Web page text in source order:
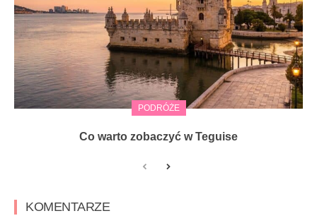
PODRÓŻE
Co warto zobaczyć w Teguise
KOMENTARZE